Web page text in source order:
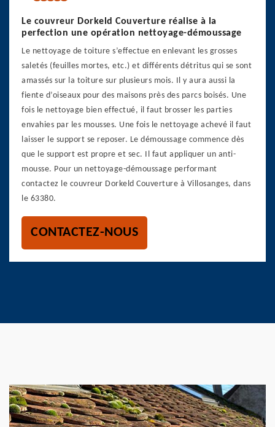
Le couvreur Dorkeld Couverture réalise à la
perfection une opération nettoyage-démoussage
Le nettoyage de toiture s’effectue en enlevant les grosses
saletés (feuilles mortes, etc.) et différents détritus qui se sont
amassés sur la toiture sur plusieurs mois. Il y aura aussi la
fiente d’oiseaux pour des maisons près des parcs boisés. Une
fois le nettoyage bien effectué, il faut brosser les parties
envahies par les mousses. Une fois le nettoyage achevé il faut
laisser le support se reposer. Le démoussage commence dès
que le support est propre et sec. Il faut appliquer un anti-
mousse. Pour un nettoyage-démoussage performant
contactez le couvreur Dorkeld Couverture à Villosanges, dans
le 63380.
CONTACTEZ-NOUS